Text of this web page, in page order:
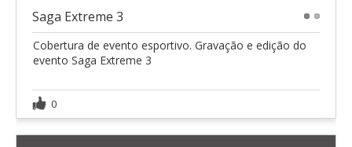
Saga Extreme 3
Cobertura de evento esportivo. Gravação e edição do
evento Saga Extreme 3
0